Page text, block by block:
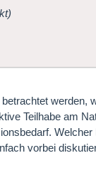
werden,
Teilhabe am
vorbei